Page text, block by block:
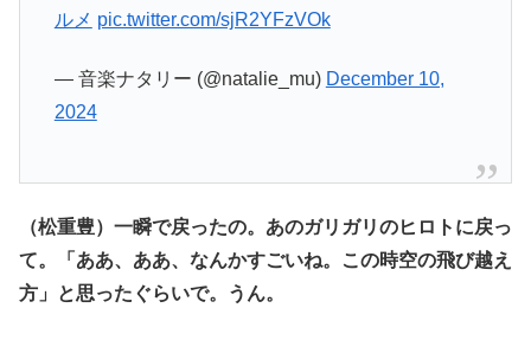
ルメ pic.twitter.com/sjR2YFzVOk
— 音楽ナタリー (@natalie_mu) December 10,
2024
（松重豊）一瞬で戻ったの。あのガリガリのヒロトに戻っ
て。「ああ、ああ、なんかすごいね。この時空の飛び越え
方」と思ったぐらいで。うん。